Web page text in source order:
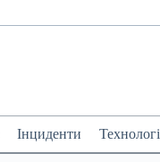
Інциденти